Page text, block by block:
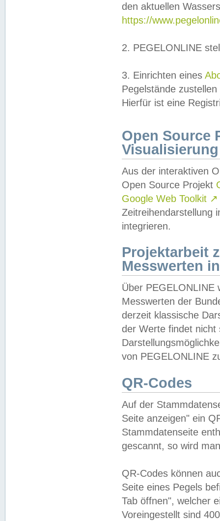
den aktuellen
https://
2. PEGELONLINE
3. Einrichten eines
Pegelstände
Hierfür ist eine
Open Source
Visualisierung
Aus der interaktiven
Open Source Projekt
Google Web Toolkit ↗
Zeitreihendarstellung
integrieren.
Projektarbeit
Messwerten
Über PEGELONLINE
Messwerten der
derzeit klassische
der Werte findet
von PEGELONLINE
QR-Codes
Auf der
Seite anzeigen" ein
Stammdatenseite
gescannt, so wird
QR-Codes können
Seite eines Pegels
Tab öffnen", welcher
Voreingestellt sind